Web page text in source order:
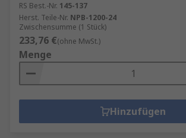
RS Best.-Nr. 145-137
Herst. Teile-Nr. NPB-1200-24
Zwischensumme (1 Stück)
233,76 €(ohne MwSt.)
Menge
Hinzufügen